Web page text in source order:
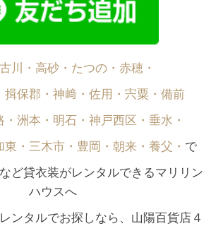
川・高砂・たつの・赤穂・
揖保郡・神﨑・佐用・宍粟・備前
・洲本・明石・神戸西区・垂水・
・三木市・豊岡・朝来・養父・ で
ど貸衣装がレンタルできるマリリン
ハウスへ
ンタルでお探しなら、山陽百貨店４